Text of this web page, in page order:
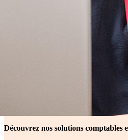
Découvrez nos solutions comptables